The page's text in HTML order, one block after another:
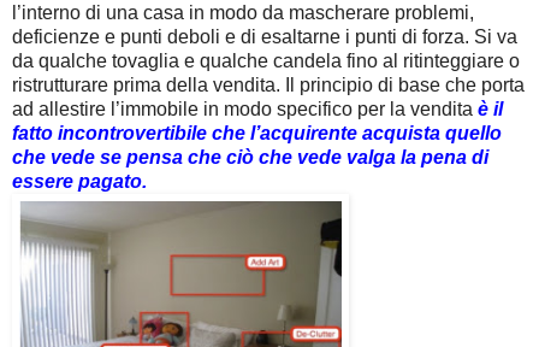
l’interno di una casa in modo da mascherare problemi,
deficienze e punti deboli e di esaltarne i punti di forza. Si va
da qualche tovaglia e qualche candela fino al ritinteggiare o
ristrutturare prima della vendita. Il principio di base che porta
ad allestire l’immobile in modo specifico per la vendita è il
fatto incontrovertibile che l’acquirente acquista quello
che vede se pensa che ciò che vede valga la pena di
essere pagato.